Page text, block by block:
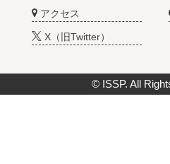
アクセス
X（旧Twitter）
© ISSP. All